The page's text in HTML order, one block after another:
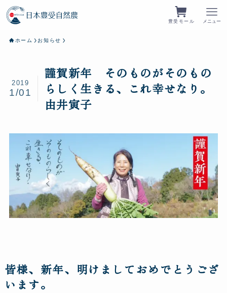
豊受モール メニュー
ホーム お知らせ
謹賀新年 そのものがそのもの
らしく生きる、これ幸せなり。
由井寅子
2019
1/01
皆様、新年、明けましておめでとうござ
います。